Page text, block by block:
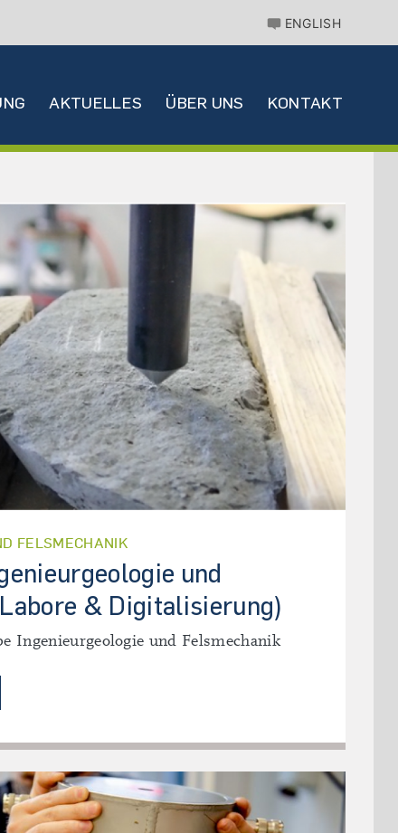
ENGLISH
AKTUELLES ÜBER UNS KONTAKT
FELSMECHANIK
und
& Digitalisierung)
Ingenieurgeologie und Felsmechanik